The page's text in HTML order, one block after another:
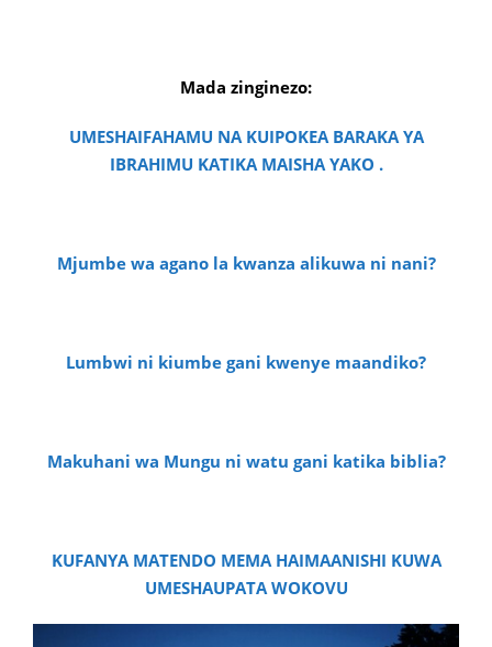
Mada zinginezo:
UMESHAIFAHAMU NA KUIPOKEA BARAKA YA
IBRAHIMU KATIKA MAISHA YAKO .
Mjumbe wa agano la kwanza alikuwa ni nani?
Lumbwi ni kiumbe gani kwenye maandiko?
Makuhani wa Mungu ni watu gani katika biblia?
KUFANYA MATENDO MEMA HAIMAANISHI KUWA
UMESHAUPATA WOKOVU